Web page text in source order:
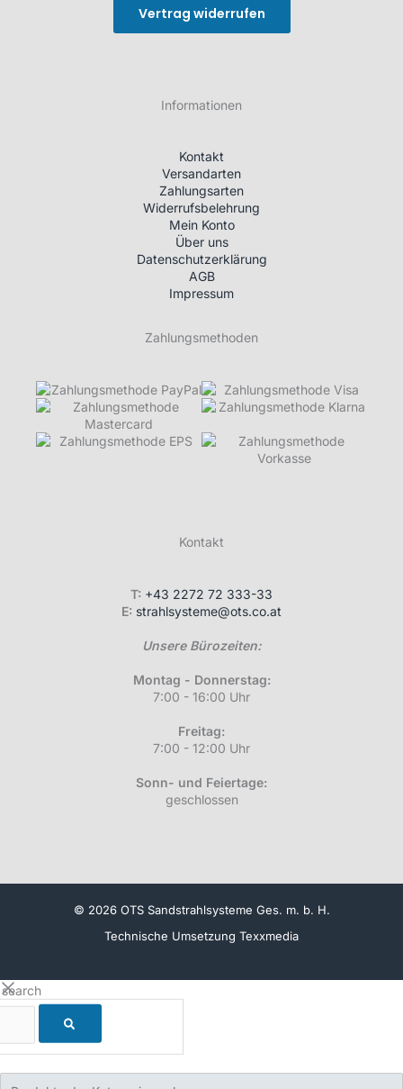
Vertrag widerrufen
Informationen
Kontakt
Versandarten
Zahlungsarten
Widerrufsbelehrung
Mein Konto
Über uns
Datenschutzerklärung
AGB
Impressum
Zahlungsmethoden
Kontakt
T: +43 2272 72 333-33
E: strahlsysteme@ots.co.at
Unsere Bürozeiten:
Montag - Donnerstag:
7:00 - 16:00 Uhr
Freitag:
7:00 - 12:00 Uhr
Sonn- und Feiertage:
geschlossen
© 2026 OTS Sandstrahlsysteme Ges. m. b. H.
Technische Umsetzung Texxmedia